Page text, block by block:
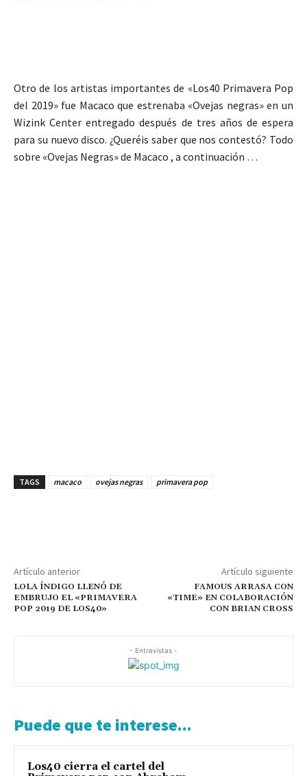
Otro de los artistas importantes de «Los40 Primavera Pop
del 2019» fue Macaco que estrenaba «Ovejas negras» en un
Wizink Center entregado después de tres años de espera
para su nuevo disco. ¿Queréis saber que nos contestó? Todo
sobre «Ovejas Negras» de Macaco , a continuación …
TAGS macaco ovejas negras primavera pop
Artículo anterior
LOLA ÍNDIGO LLENÓ DE
EMBRUJO EL «PRIMAVERA
POP 2019 DE LOS40»
Artículo siguiente
FAMOUS ARRASA CON
«TIME» EN COLABORACIÓN
CON BRIAN CROSS
- Entrevistas -
Puede que te interese...
Los40 cierra el cartel del